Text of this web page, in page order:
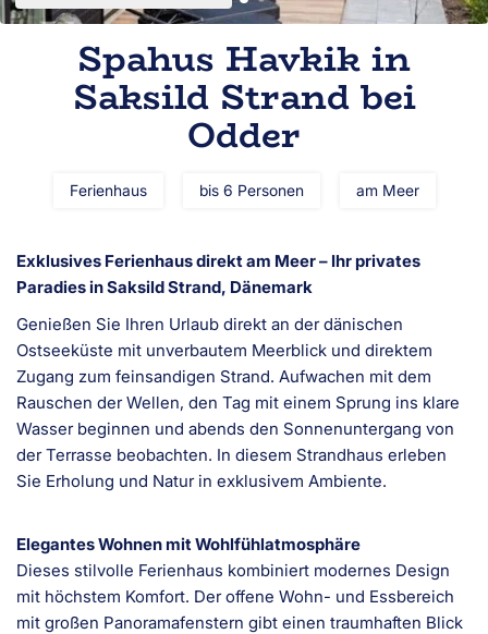
Spahus Havkik in
Saksild Strand bei
Odder
Ferienhaus bis 6 Personen am Meer
Exklusives Ferienhaus direkt am Meer – Ihr privates
Paradies in Saksild Strand, Dänemark
Genießen Sie Ihren Urlaub direkt an der dänischen
Ostseeküste mit unverbautem Meerblick und direktem
Zugang zum feinsandigen Strand. Aufwachen mit dem
Rauschen der Wellen, den Tag mit einem Sprung ins klare
Wasser beginnen und abends den Sonnenuntergang von
der Terrasse beobachten. In diesem Strandhaus erleben
Sie Erholung und Natur in exklusivem Ambiente.
Elegantes Wohnen mit Wohlfühlatmosphäre
Dieses stilvolle Ferienhaus kombiniert modernes Design
mit höchstem Komfort. Der offene Wohn- und Essbereich
mit großen Panoramafenstern gibt einen traumhaften Blick